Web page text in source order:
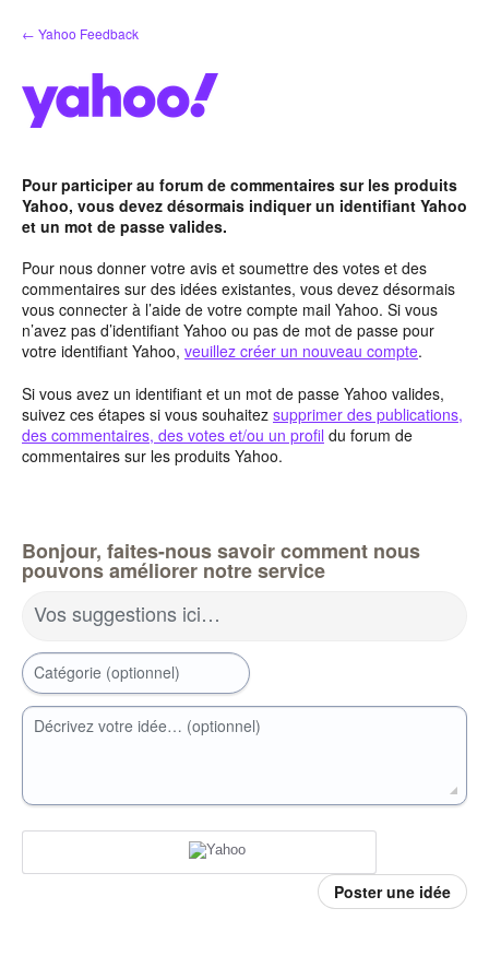
Aller
au
← Yahoo Feedback
Pour participer au forum de commentaires sur les produits
Yahoo, vous devez désormais indiquer un identifiant Yahoo
et un mot de passe valides.
Pour nous donner votre avis et soumettre des votes et des
commentaires sur des idées existantes, vous devez désormais
vous connecter à l’aide de votre compte mail Yahoo. Si vous
n’avez pas d’identifiant Yahoo ou pas de mot de passe pour
votre identifiant Yahoo, veuillez créer un nouveau compte.
Si vous avez un identifiant et un mot de passe Yahoo valides,
suivez ces étapes si vous souhaitez supprimer des publications,
des commentaires, des votes et/ou un profil du forum de
commentaires sur les produits Yahoo.
Bonjour, faites-nous savoir comment nous
pouvons améliorer notre service
Vos suggestions ici…
Catégorie (optionnel)
Décrivez votre idée… (optionnel)
Poster une idée